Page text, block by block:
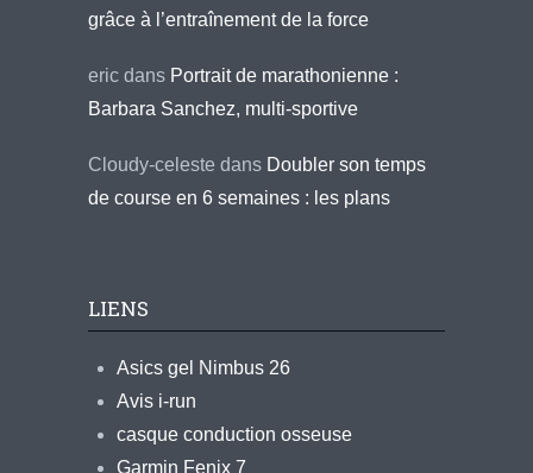
grâce à l’entraînement de la force
eric dans Portrait de marathonienne :
Barbara Sanchez, multi-sportive
Cloudy-celeste dans Doubler son temps
de course en 6 semaines : les plans
LIENS
Asics gel Nimbus 26
Avis i-run
casque conduction osseuse
Garmin Fenix 7